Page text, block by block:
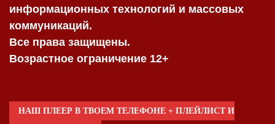
информационных технологий и массовых
коммуникаций.
Все права защищены.
Возрастное ограничение 12+
НАШ ПЛЕЕР В ТВОЕМ ТЕЛЕФОНЕ + ПЛЕЙЛИСТ И